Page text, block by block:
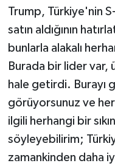
Trump, Türkiye'nin
satın aldığının
bunlarla alakalı
Burada bir lider var,
hale getirdi. Burayı
görüyorsunuz ve
ilgili herhangi bir
söyleyebilirim;
zamankinden daha